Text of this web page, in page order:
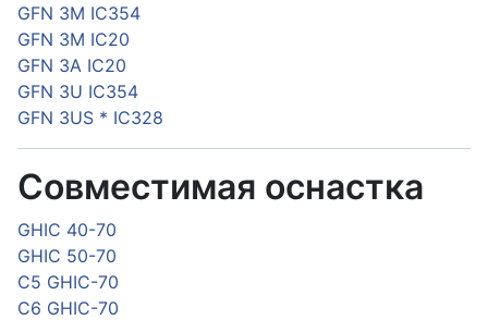
GFN 3M IC354
GFN 3M IC20
GFN 3A IC20
GFN 3U IC354
GFN 3US * IC328
Совместимая оснастка
GHIC 40-70
GHIC 50-70
C5 GHIC-70
C6 GHIC-70